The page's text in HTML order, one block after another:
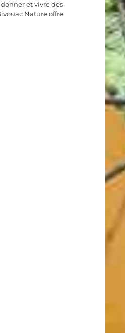
et vivre des
Nature offre